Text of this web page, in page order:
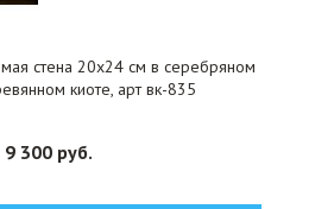
стена 20x24 см в серебряном
киоте, арт вк-835
9 300 руб.